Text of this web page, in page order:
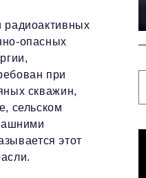
радиоактивных
опасных
при
скважин,
сельском
этот